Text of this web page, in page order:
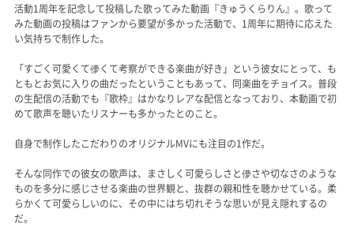
活動1周年を記念して投稿した歌ってみた動画『きゅうくらりん』。歌って
みた動画の投稿はファンから要望が多かった活動で、1周年に期待に応えた
い気持ちで制作した。
「すごく可愛くて儚くて考察ができる楽曲が好き」という彼女にとって、も
ともとお気に入りの曲だったということもあって、同楽曲をチョイス。普段
の生配信の活動でも『歌枠』はかなりレアな配信となっており、本動画で初
めて歌声を聴いたリスナーも多かったとのこと。
自身で制作したこだわりのオリジナルMVにも注目の1作だ。
そんな同作での彼女の歌声は、まさしく可愛らしさと儚さや切なさのような
ものを多分に感じさせる楽曲の世界観と、抜群の親和性を聴かせている。柔
らかくて可愛らしいのに、その中にはち切れそうな思いが見え隠れするの
だ。